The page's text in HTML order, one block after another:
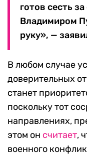
готов сесть
Владимиром
руку», —
В любом случае
доверительных
станет
поскольку тот
направлениях,
этом он считает,
военного